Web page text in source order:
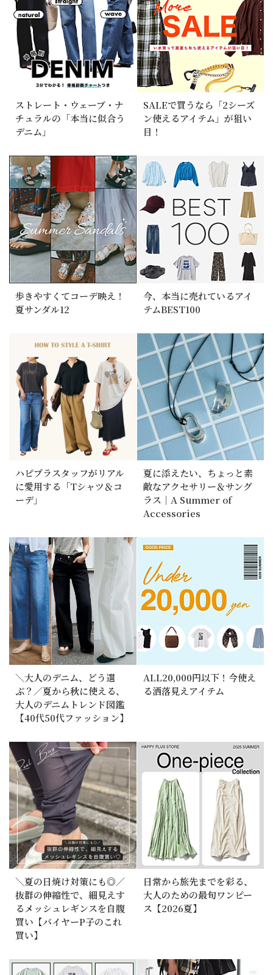
ストレート・ウェーブ・ナ
チュラルの「本当に似合う
デニム」
SALEで買うなら「2シーズ
ン使えるアイテム」が狙い
目！
歩きやすくてコーデ映え！
夏サンダル12
今、本当に売れているアイ
テムBEST100
ハピプラスタッフがリアル
に愛用する「Tシャツ＆コ
ーデ」
夏に添えたい、ちょっと素
敵なアクセサリー＆サング
ラス｜A Summer of
Accessories
＼大人のデニム、どう選
ぶ？／夏から秋に使える、
大人のデニムトレンド図鑑
【40代50代ファッション】
ALL20,000円以下！今使え
る洒落見えアイテム
＼夏の日焼け対策にも◎／
抜群の伸縮性で、細見えす
るメッシュレギンスを自腹
買い【バイヤーP子のこれ
買い】
日常から旅先までを彩る、
大人のための最旬ワンピー
ス【2026夏】